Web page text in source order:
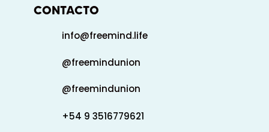
CONTACTO
info@freemind.life
@freemindunion
@freemindunion
+54 9 3516779621